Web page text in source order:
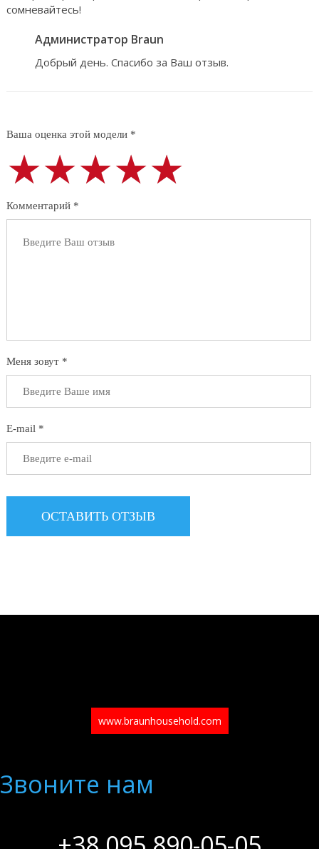
сомневайтесь!
Администратор Braun
Добрый день. Спасибо за Ваш отзыв.
Ваша оценка этой модели *
★★★★★
★★★★★
★★★★★
Комментарий *
Меня зовут *
E-mail *
www.braunhousehold.com
Звоните нам